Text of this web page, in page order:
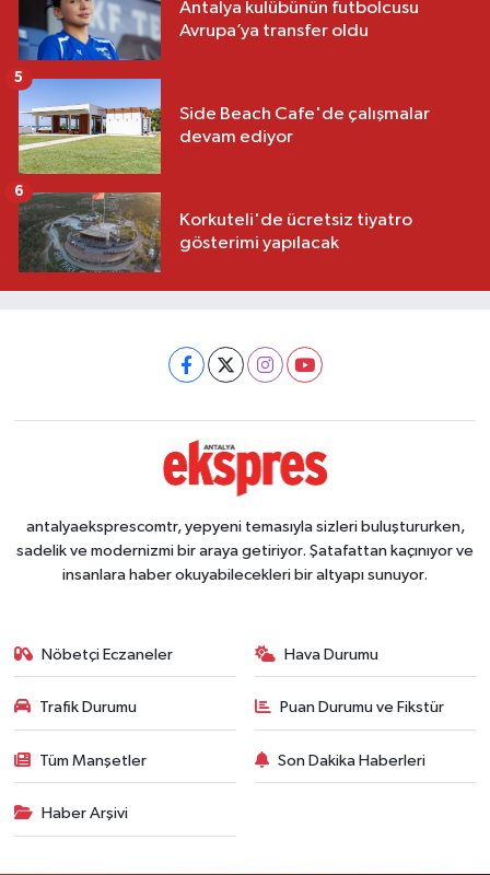
Antalya kulübünün futbolcusu
Avrupa’ya transfer oldu
Side Beach Cafe'de çalışmalar
devam ediyor
5
Korkuteli'de ücretsiz tiyatro
gösterimi yapılacak
6
antalyaeksprescomtr, yepyeni temasıyla sizleri buluştururken,
sadelik ve modernizmi bir araya getiriyor. Şatafattan kaçınıyor ve
insanlara haber okuyabilecekleri bir altyapı sunuyor.
Nöbetçi Eczaneler Hava Durumu
Trafik Durumu Puan Durumu ve Fikstür
Tüm Manşetler Son Dakika Haberleri
Haber Arşivi